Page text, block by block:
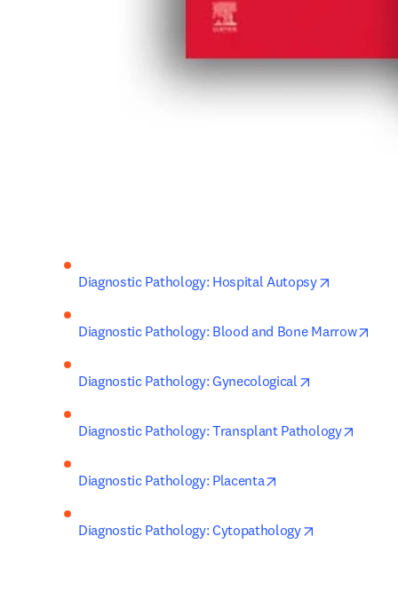
Diagnostic Pathology: Hospital Autopsy
Diagnostic Pathology: Blood and Bone Marrow
Diagnostic Pathology: Gynecological
Diagnostic Pathology: Transplant Pathology
Diagnostic Pathology: Placenta
Diagnostic Pathology: Cytopathology